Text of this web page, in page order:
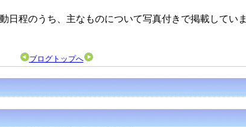
日程のうち、主なものについて写真付きで掲載していま
ブログトップへ